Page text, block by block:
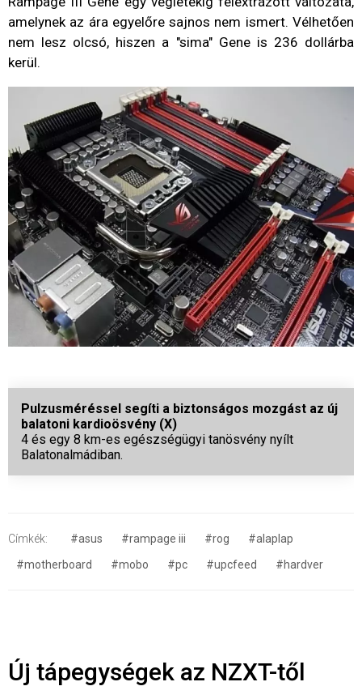
amelynek az ára egyelőre sajnos nem ismert. Vélhetően
nem lesz olcsó, hiszen a "sima" Gene is 236 dollárba
kerül.
Pulzusméréssel segíti a biztonságos mozgást az új
balatoni kardioösvény (X)
4 és egy 8 km-es egészségügyi tanösvény nyílt
Balatonalmádiban.
Címkék: #asus #rampage iii #rog
#alaplap
#motherboard
#mobo #pc #upcfeed #hardver
Új tápegységek az NZXT-től